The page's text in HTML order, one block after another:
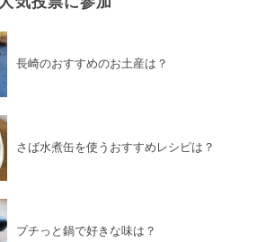
長崎のおすすめのお土産は？
さば水煮缶を使うおすすめレシピは？
プチっと鍋で好きな味は？